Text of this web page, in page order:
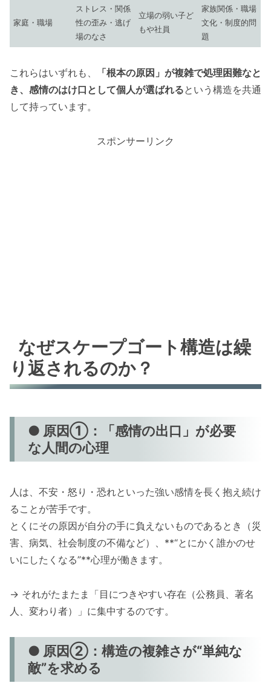
家庭・職場
ストレス・関係
性の歪み・逃げ
場のなさ
立場の弱い子ど
もや社員
家族関係・職場
文化・制度的問
題
これらはいずれも、
「根本の原因」が複雑で処理困難なと
き、感情のはけ口として個人が選ばれるという構造を共通
して持っています。
スポンサーリンク
なぜスケープゴート構造は繰
り返されるのか？
● 原因①：「感情の出口」が必要
な人間の心理
人は、不安・怒り・恐れといった強い感情を長く抱え続け
ることが苦手です。
とくにその原因が自分の手に負えないものであるとき（災
害、病気、社会制度の不備など）、**“とにかく誰かのせ
いにしたくなる”**心理が働きます。
→ それがたまたま「目につきやすい存在（公務員、著名
人、変わり者）」に集中するのです。
● 原因②：構造の複雑さが“単純な
敵”を求める